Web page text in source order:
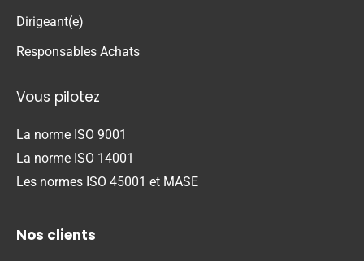
Dirigeant(e)
Responsables Achats
Vous pilotez
La norme ISO 9001
La norme ISO 14001
Les normes ISO 45001 et MASE
Nos clients